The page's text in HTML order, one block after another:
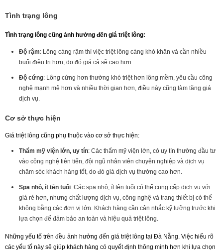
Tình trạng lông
Tình trạng lông cũng ảnh hưởng đến giá triệt lông:
Độ rậm: Lông càng rậm thì việc triệt lông càng khó khăn và cần nhiều
buổi điều trị hơn, do đó giá cả sẽ cao hơn.
Độ cứng: Lông cứng hơn thường khó triệt hơn lông mềm, yêu cầu công
nghệ mạnh mẽ hơn và nhiều thời gian hơn, điều này cũng làm tăng giá
dịch vụ.
Cơ sở thực hiện
Giá triệt lông cũng phụ thuộc vào cơ sở thực hiện:
Thẩm mỹ viện lớn, uy tín: Các thẩm mỹ viện lớn, có uy tín thường đầu tư
vào công nghệ tiên tiến, đội ngũ nhân viên chuyên nghiệp và dịch vụ
chăm sóc khách hàng tốt, do đó giá dịch vụ thường cao hơn.
Spa nhỏ, ít tên tuổi: Các spa nhỏ, ít tên tuổi có thể cung cấp dịch vụ với
giá rẻ hơn, nhưng chất lượng dịch vụ, công nghệ và trang thiết bị có thể
không bằng các đơn vị lớn. Khách hàng cần cân nhắc kỹ lưỡng trước khi
lựa chọn để đảm bảo an toàn và hiệu quả triệt lông.
Những yếu tố trên đều ảnh hưởng đến giá triệt lông tại Đà Nẵng. Việc hiểu rõ
các yếu tố này sẽ giúp khách hàng có quyết định thông minh hơn khi lựa chọn